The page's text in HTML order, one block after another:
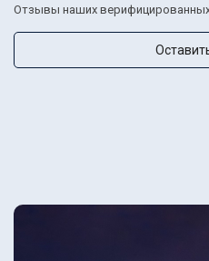
Отзывы наших